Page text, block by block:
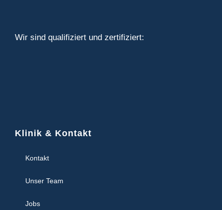
Wir sind qualifiziert und zertifiziert:
Klinik & Kontakt
Kontakt
Unser Team
Jobs